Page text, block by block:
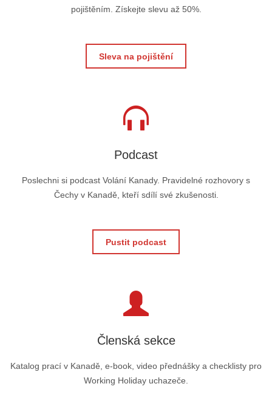
pojištěním. Získejte slevu až 50%.
Sleva na pojištění
Podcast
Poslechni si podcast Volání Kanady. Pravidelné rozhovory s
Čechy v Kanadě, kteří sdílí své zkušenosti.
Pustit podcast
Členská sekce
Katalog prací v Kanadě, e-book, video přednášky a checklisty pro
Working Holiday uchazeče.